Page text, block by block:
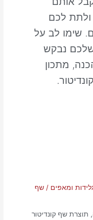
ולתת לכם
שימו לב על
נבקש
מתכון
ומאפים /שף
תוצרת שף קונדיטור